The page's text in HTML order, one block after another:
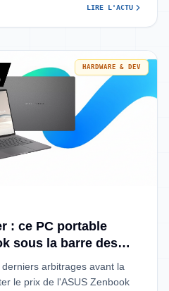
LIRE L'ACTU
HARDWARE & DEV
: ce PC portable
sous la barre des
arbitrages avant la
le prix de l'ASUS Zenbook